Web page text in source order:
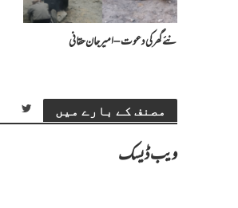
نئے گھر کی دعوت – امیرجان حقانی
مصنف کے بارے میں
ویب ڈیسک